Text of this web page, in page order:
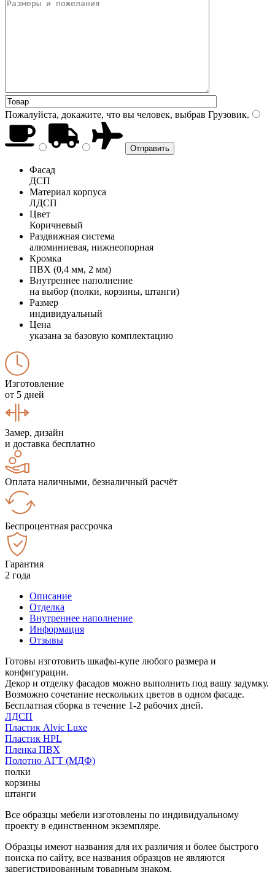
Пожалуйста, докажите, что вы человек, выбрав Грузовик.
Фасад
ДСП
Материал корпуса
ЛДСП
Цвет
Коричневый
Раздвижная система
алюминиевая, нижнеопорная
Кромка
ПВХ (0,4 мм, 2 мм)
Внутреннее наполнение
на выбор (полки, корзины, штанги)
Размер
индивидуальный
Цена
указана за базовую комплектацию
Изготовление
от 5 дней
Замер, дизайн
и доставка бесплатно
Оплата наличными, безналичный расчёт
Беспроцентная рассрочка
Гарантия
2 года
Описание
Отделка
Внутреннее наполнение
Информация
Отзывы
Готовы изготовить шкафы-купе любого размера и
конфигурации.
Декор и отделку фасадов можно выполнить под вашу задумку.
Возможно сочетание нескольких цветов в одном фасаде.
Бесплатная сборка в течение 1-2 рабочих дней.
ЛДСП
Пластик Alvic Luxe
Пластик HPL
Пленка ПВХ
Полотно АГТ (МДФ)
полки
корзины
штанги
Все образцы мебели изготовлены по индивидуальному
проекту в единственном экземпляре.
Образцы имеют названия для их различия и более быстрого
поиска по сайту, все названия образцов не являются
зарегистрированным товарным знаком.